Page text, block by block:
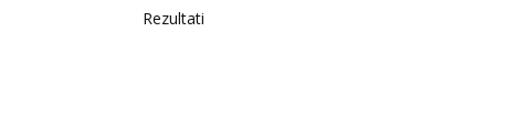
Rezultati